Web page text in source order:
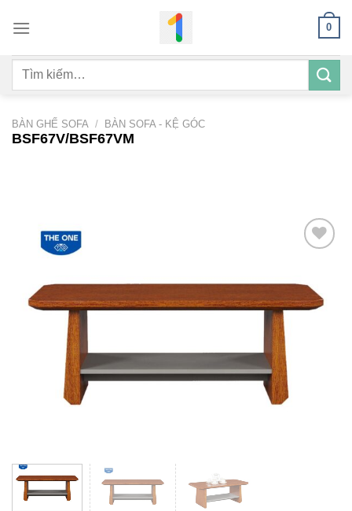
qua
dung
0
Tìm
BÀN GHẾ SOFA / BÀN SOFA - KỆ GÓC
BSF67V/BSF67VM
Add to
wishlist